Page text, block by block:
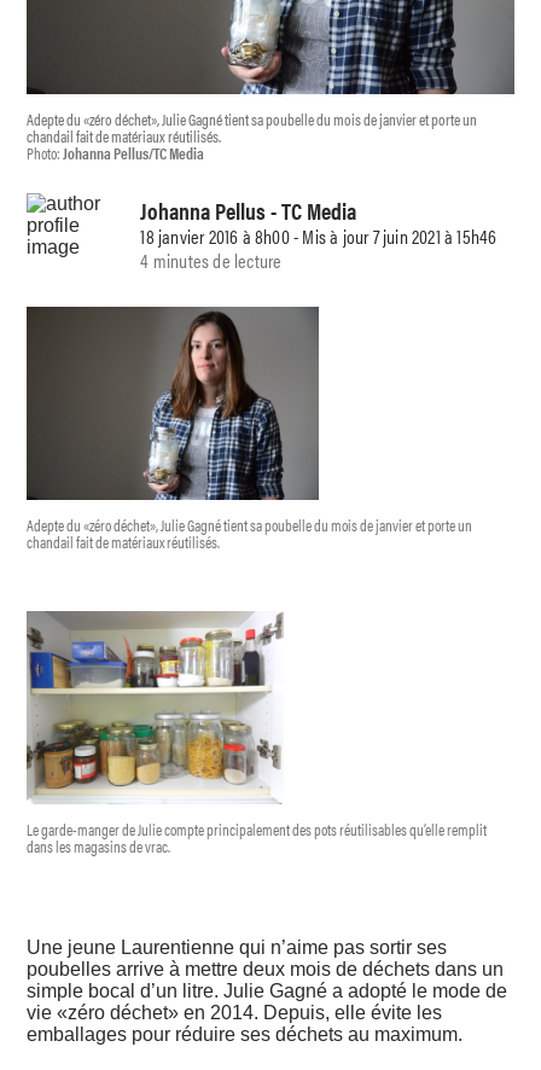
Adepte du «zéro déchet», Julie Gagné tient sa poubelle du mois de janvier et porte un
chandail fait de matériaux réutilisés.
Photo: Johanna Pellus/TC Media
Johanna Pellus- TC Media
18 janvier 2016 à 8h00 - Mis à jour 7 juin 2021 à 15h46
4 minutes de lecture
Adepte du «zéro déchet», Julie Gagné tient sa poubelle du mois de janvier et porte un
chandail fait de matériaux réutilisés.
Le garde-manger de Julie compte principalement des pots réutilisables qu’elle remplit
dans les magasins de vrac.
Une jeune Laurentienne qui n’aime pas sortir ses
poubelles arrive à mettre deux mois de déchets dans un
simple bocal d’un litre. Julie Gagné a adopté le mode de
vie «zéro déchet» en 2014. Depuis, elle évite les
emballages pour réduire ses déchets au maximum.